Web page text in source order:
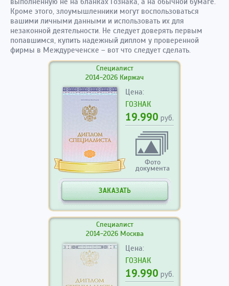
Кроме этого, злоумышленники могут воспользоваться
вашими личными данными и использовать их для
незаконной деятельности. Не следует доверять первым
попавшимся, купить надежный диплом у проверенной
фирмы в Междуреченске – вот что следует сделать.
Специалист
2014-2026 Киржач
Цена:
ГОЗНАК
19.990 руб.
Фото
документа
ЗАКАЗАТЬ
Специалист
2014-2026 Москва
Цена:
ГОЗНАК
19.990 руб.